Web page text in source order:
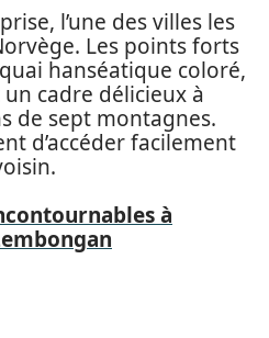
l’une des villes les
Les points forts
hanséatique coloré,
cadre délicieux à
de sept montagnes.
d’accéder facilement
à